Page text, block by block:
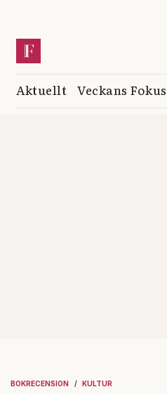
Aktuellt Veckans Fokus
BOKRECENSION KULTUR